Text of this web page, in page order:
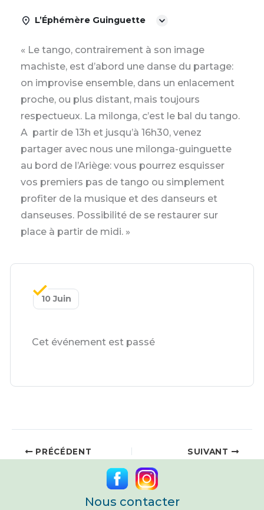
L’Éphémère Guinguette
« Le tango, contrairement à son image
machiste, est d’abord une danse du partage:
on improvise ensemble, dans un enlacement
proche, ou plus distant, mais toujours
respectueux. La milonga, c’est le bal du tango.
A partir de 13h et jusqu’à 16h30, venez
partager avec nous une milonga-guinguette
au bord de l’Ariège: vous pourrez esquisser
vos premiers pas de tango ou simplement
profiter de la musique et des danseurs et
danseuses. Possibilité de se restaurer sur
place à partir de midi. »
10 Juin
Cet événement est passé
PRÉCÉDENT SUIVANT
Nous contacter